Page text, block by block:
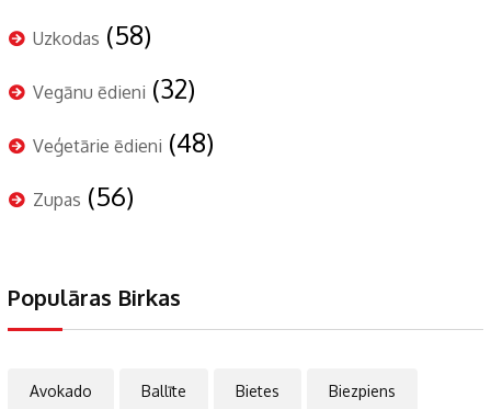
Uzkodas (58)
Vegānu ēdieni (32)
Veģetārie ēdieni (48)
Zupas (56)
Populāras Birkas
Avokado Ballīte Bietes Biezpiens